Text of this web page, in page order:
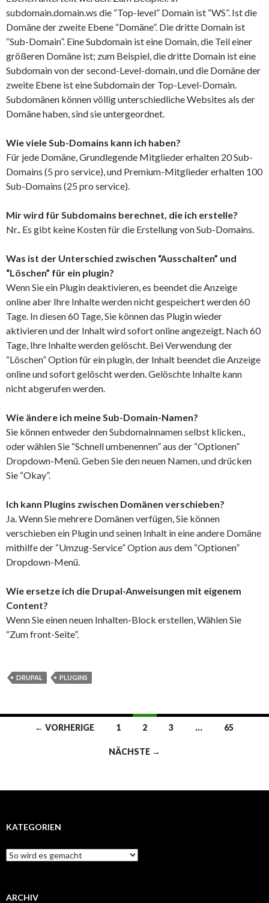
subdomain.domain.ws die “Top-level” Domain ist “WS”. Ist die
Domäne der zweite Ebene “Domäne”. Die dritte Domain ist
“Sub-Domain”. Eine Subdomain ist eine Domain, die Teil einer
größeren Domäne ist; zum Beispiel, die dritte Domain ist eine
Subdomain von der second-Level-domain, und die Domäne der
zweite Ebene ist eine Subdomain der Top-Level-Domain.
Subdomänen können völlig unterschiedliche Websites als der
Domäne haben, sind sie untergeordnet.
Wie viele Sub-Domains kann ich haben?
Für jede Domäne, Grundlegende Mitglieder erhalten 20 Sub-
Domains (5 pro service), und Premium-Mitglieder erhalten 100
Sub-Domains (25 pro service).
Mir wird für Subdomains berechnet, die ich erstelle?
Nr.. Es gibt keine Kosten für die Erstellung von Sub-Domains.
Was ist der Unterschied zwischen “Ausschalten” und
“Löschen” für ein plugin?
Wenn Sie ein Plugin deaktivieren, es beendet die Anzeige
online aber Ihre Inhalte werden nicht gespeichert werden 60
Tage. In diesen 60 Tage, Sie können das Plugin wieder
aktivieren und der Inhalt wird sofort online angezeigt. Nach 60
Tage, Ihre Inhalte werden gelöscht. Bei Verwendung der
“Löschen” Option für ein plugin, der Inhalt beendet die Anzeige
online und sofort gelöscht werden. Gelöschte Inhalte kann
nicht abgerufen werden.
Wie ändere ich meine Sub-Domain-Namen?
Sie können entweder den Subdomainnamen selbst klicken.,
oder wählen Sie “Schnell umbenennen” aus der “Optionen”
Dropdown-Menü. Geben Sie den neuen Namen, und drücken
Sie “Okay”.
Ich kann Plugins zwischen Domänen verschieben?
Ja. Wenn Sie mehrere Domänen verfügen, Sie können
verschieben ein Plugin und seinen Inhalt in eine andere Domäne
mithilfe der “Umzug-Service” Option aus dem “Optionen”
Dropdown-Menü.
Wie ersetze ich die Drupal-Anweisungen mit eigenem
Content?
Wenn Sie einen neuen Inhalten-Block erstellen, Wählen Sie
“Zum front-Seite”.
DRUPAL PLUGINS
Beitragsnavigation
← VORHERIGE 1 2 3 … 65
NÄCHSTE →
KATEGORIEN
Kategorien
ARCHIV